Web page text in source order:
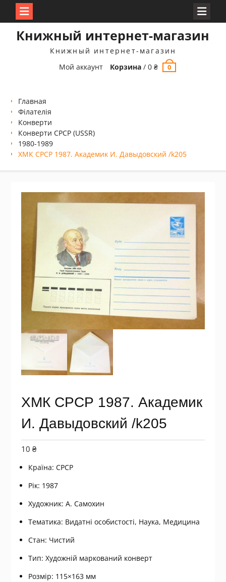
Книжный интернет-магазин
Книжный интернет-магазин
Мой аккаунт
Корзина /0₴ 0
Главная
Філателія
Конверти
Конверти СРСР (USSR)
1980-1989
ХМК СРСР 1987. Академик И. Давыдовский /k205
ХМК СРСР 1987. Академик
И. Давыдовский /k205
10 ₴
Країна: СРСР
Рік: 1987
Художник: А. Самохин
Тематика: Видатні особистості, Наука, Медицина
Стан: Чистий
Тип: Художній маркований конверт
Розмір: 115×163 мм